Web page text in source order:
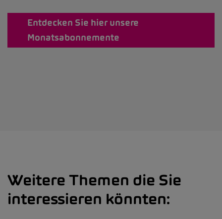
Entdecken Sie hier unsere
Monatsabonnemente
Weitere Themen die Sie
interessieren könnten: